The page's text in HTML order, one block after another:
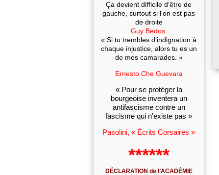
Ça devient difficile d'être de
gauche, surtout si l'on est pas
de droite
Guy Bedos
« Si tu trembles d'indignation à
chaque injustice, alors tu es un
de mes camarades. »
Ernesto Che Guevara
« Pour se protéger la
bourgeoise inventera un
antifascisme contre un
fascisme qui n'existe pas »
Pasolini, « Écrits Corsaires »
******
DÉCLARATION de l’ACADÉMIE